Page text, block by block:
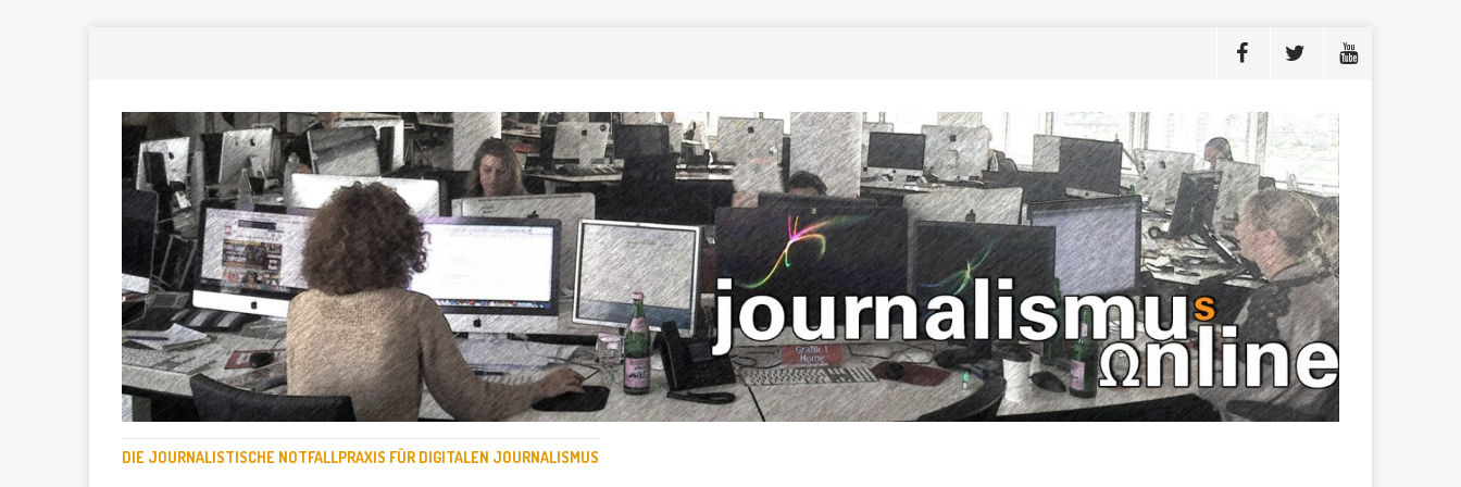
DIE JOURNALISTISCHE NOTFALLPRAXIS FÜR DIGITALEN JOURNALISMUS